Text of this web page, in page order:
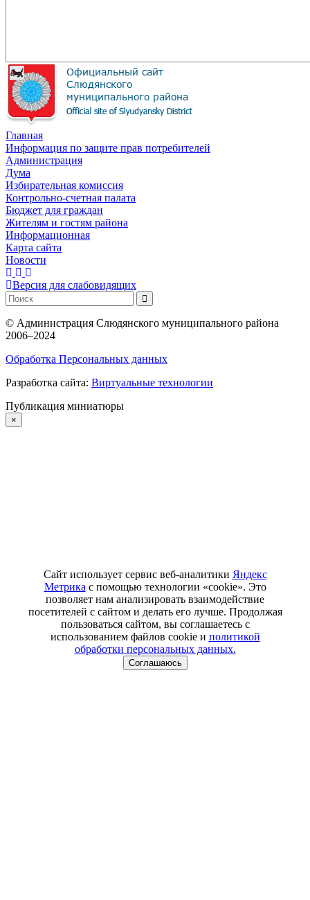
Главная
Информация по защите прав потребителей
Администрация
Дума
Избирательная комиссия
Контрольно-счетная палата
Бюджет для граждан
Жителям и гостям района
Информационная
Карта сайта
Новости
Версия для слабовидящих
© Администрация Слюдянского муниципального района
2006–2024
Обработка Персональных данных
Разработка сайта: Виртуальные технологии
Публикация миниатюры
×
Сайт использует сервис веб-аналитики Яндекс
Метрика с помощью технологии «cookie». Это
позволяет нам анализировать взаимодействие
посетителей с сайтом и делать его лучше. Продолжая
пользоваться сайтом, вы соглашаетесь с
использованием файлов cookie и политикой
обработки персональных данных.
Соглашаюсь